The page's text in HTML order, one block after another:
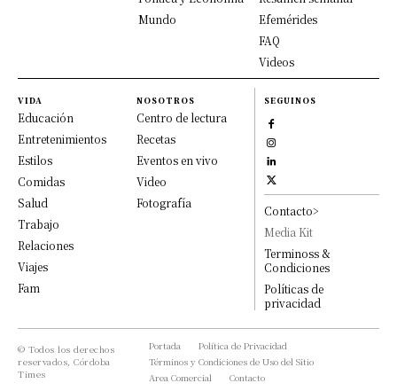
Mundo
Efemérides
FAQ
Videos
VIDA
Educación
Entretenimientos
Estilos
Comidas
Salud
Trabajo
Relaciones
Viajes
Fam
NOSOTROS
Centro de lectura
Recetas
Eventos en vivo
Video
Fotografía
SEGUINOS
Contacto>
Media Kit
Terminoss &
Condiciones
Políticas de
privacidad
© Todos los derechos
reservados, Córdoba
Times
Portada
Política de Privacidad
Términos y Condiciones de Uso del Sitio
Area Comercial
Contacto